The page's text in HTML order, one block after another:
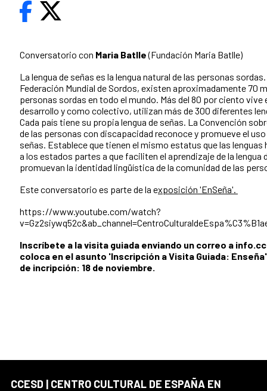
Conversatorio con Maria Batlle(Fundación Maria Batlle)
La lengua de señas es la lengua natural de las personas sordas.
Federación Mundial de Sordos, existen aproximadamente 70
personas sordas en todo el mundo. Más del 80 por ciento vive
desarrollo y como colectivo, utilizan más de 300 diferentes
Cada país tiene su propia lengua de señas. La Convención
de las personas con discapacidad reconoce y promueve el uso
señas. Establece que tienen el mismo estatus que las lenguas
a los estados partes a que faciliten el aprendizaje de la lengua
promuevan la identidad lingüística de la comunidad de las
Este conversatorio es parte de la exposición 'EnSeña'.
https://www.youtube.com/watch?
Inscríbete a la visita guiada enviando un correo a
coloca en el asunto 'Inscripción a Visita Guiada:
de incripción: 18 de noviembre.
CCESD | CENTRO CULTURAL DE ESPAÑA EN